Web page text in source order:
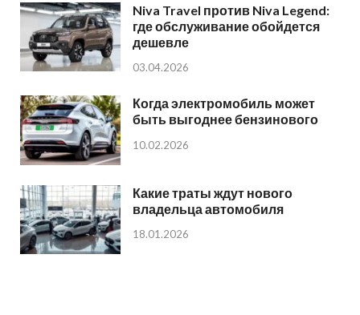
Niva Travel против Niva Legend:
где обслуживание обойдется
дешевле
03.04.2026
Когда электромобиль может
быть выгоднее бензинового
10.02.2026
Какие траты ждут нового
владельца автомобиля
18.01.2026